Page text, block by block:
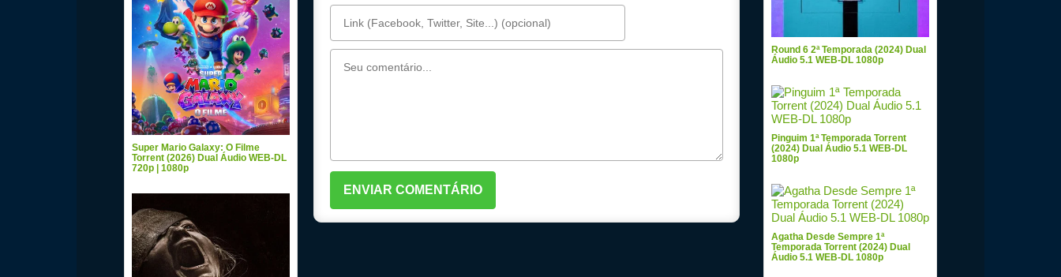
Super Mario Galaxy: O Filme
Torrent (2026) Dual Áudio WEB-DL
720p | 1080p
Round 6 2ª Temporada (2024) Dual
Áudio 5.1 WEB-DL 1080p
Pinguim 1ª Temporada Torrent
(2024) Dual Áudio 5.1 WEB-DL
1080p
Agatha Desde Sempre 1ª
Temporada Torrent (2024) Dual
Áudio 5.1 WEB-DL 1080p